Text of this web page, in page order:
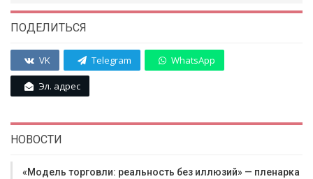
ПОДЕЛИТЬСЯ
VK Telegram WhatsApp
Эл. адрес
НОВОСТИ
«Модель торговли: реальность без иллюзий» — пленарка